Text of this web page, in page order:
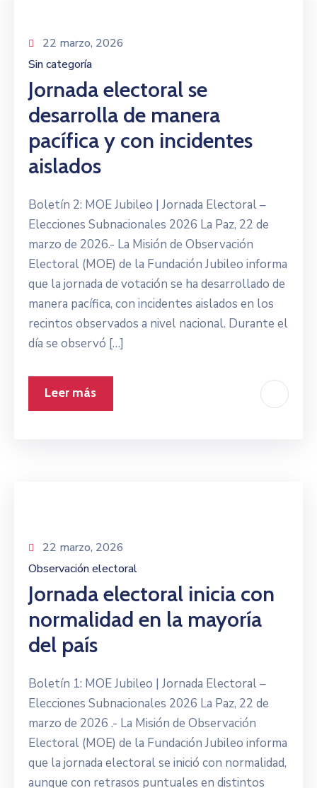
22 marzo, 2026
Sin categoría
Jornada electoral se
desarrolla de manera
pacífica y con incidentes
aislados
Boletín 2: MOE Jubileo | Jornada Electoral –
Elecciones Subnacionales 2026 La Paz, 22 de
marzo de 2026.- La Misión de Observación
Electoral (MOE) de la Fundación Jubileo informa
que la jornada de votación se ha desarrollado de
manera pacífica, con incidentes aislados en los
recintos observados a nivel nacional. Durante el
día se observó […]
Leer más
22 marzo, 2026
Observación electoral
Jornada electoral inicia con
normalidad en la mayoría
del país
Boletín 1: MOE Jubileo | Jornada Electoral –
Elecciones Subnacionales 2026 La Paz, 22 de
marzo de 2026 .- La Misión de Observación
Electoral (MOE) de la Fundación Jubileo informa
que la jornada electoral se inició con normalidad,
aunque con retrasos puntuales en distintos